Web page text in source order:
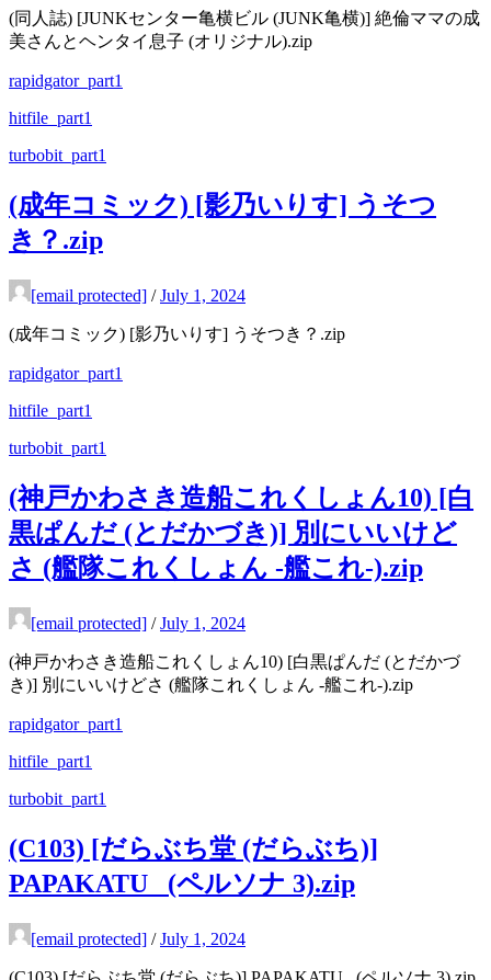
(同人誌) [JUNKセンター亀横ビル (JUNK亀横)] 絶倫ママの成
美さんとヘンタイ息子 (オリジナル).zip
rapidgator_part1
hitfile_part1
turbobit_part1
(成年コミック) [影乃いりす] うそつ
き？.zip
[email protected] / July 1, 2024
(成年コミック) [影乃いりす] うそつき？.zip
rapidgator_part1
hitfile_part1
turbobit_part1
(神戸かわさき造船これくしょん10) [白
黒ぱんだ (とだかづき)] 別にいいけど
さ (艦隊これくしょん -艦これ-).zip
[email protected] / July 1, 2024
(神戸かわさき造船これくしょん10) [白黒ぱんだ (とだかづ
き)] 別にいいけどさ (艦隊これくしょん -艦これ-).zip
rapidgator_part1
hitfile_part1
turbobit_part1
(C103) [だらぶち堂 (だらぶち)]
PAPAKATU_ (ペルソナ 3).zip
[email protected] / July 1, 2024